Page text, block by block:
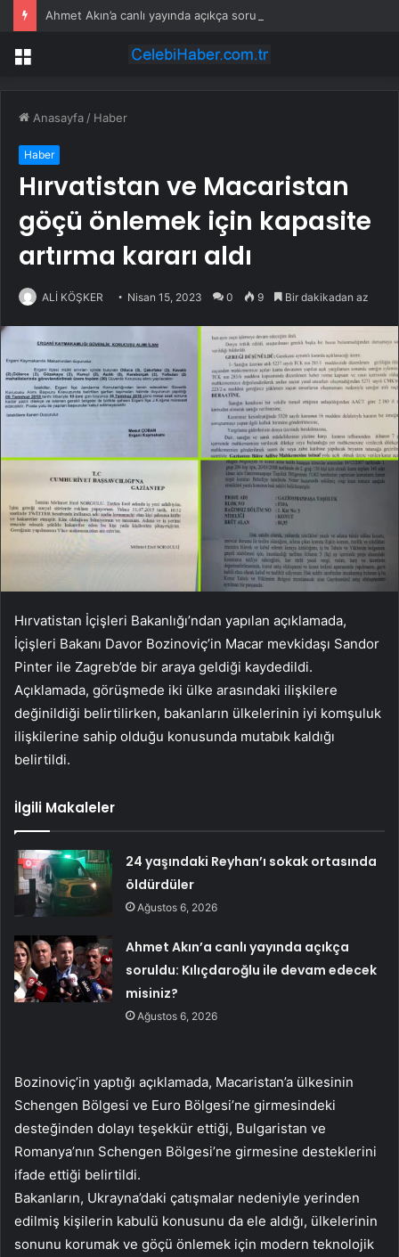
Menü
Anasayfa / Haber
Haber
Hırvatistan ve Macaristan
göçü önlemek için kapasite
artırma kararı aldı
ALİ KÖŞKER Nisan 15, 2023 0 9 Bir dakikadan az
Hırvatistan İçişleri Bakanlığı’ndan yapılan açıklamada,
İçişleri Bakanı Davor Bozinoviç’in Macar mevkidaşı Sandor
Pinter ile Zagreb’de bir araya geldiği kaydedildi.
Açıklamada, görüşmede iki ülke arasındaki ilişkilere
değinildiği belirtilirken, bakanların ülkelerinin iyi komşuluk
ilişkilerine sahip olduğu konusunda mutabık kaldığı
belirtildi.
İlgili Makaleler
24 yaşındaki Reyhan’ı sokak ortasında
öldürdüler
Ağustos 6, 2026
Ahmet Akın’a canlı yayında açıkça
soruldu: Kılıçdaroğlu ile devam edecek
misiniz?
Ağustos 6, 2026
Bozinoviç’in yaptığı açıklamada, Macaristan’a ülkesinin
Schengen Bölgesi ve Euro Bölgesi’ne girmesindeki
desteğinden dolayı teşekkür ettiği, Bulgaristan ve
Romanya’nın Schengen Bölgesi’ne girmesine desteklerini
ifade ettiği belirtildi.
Bakanların, Ukrayna’daki çatışmalar nedeniyle yerinden
edilmiş kişilerin kabulü konusunu da ele aldığı, ülkelerinin
sonunu korumak ve göçü önlemek için modern teknolojik